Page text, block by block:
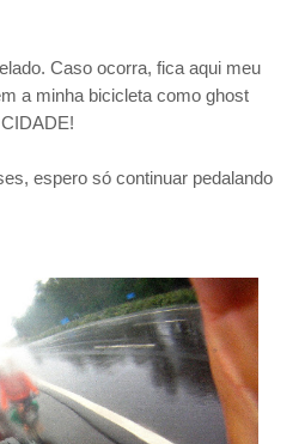
Caso ocorra, fica aqui meu
a minha bicicleta como ghost
espero só continuar pedalando